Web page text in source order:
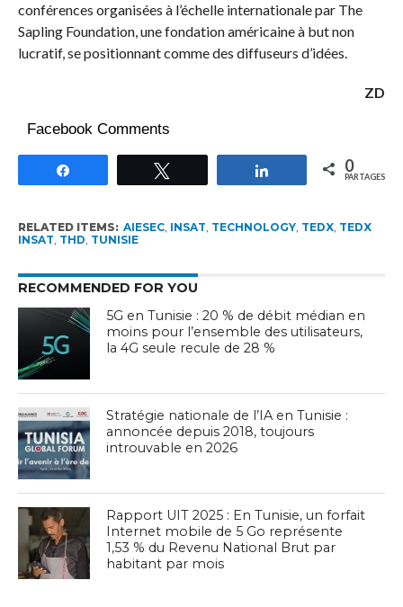
conférences organisées à l’échelle internationale par The
Sapling Foundation, une fondation américaine à but non
lucratif, se positionnant comme des diffuseurs d’idées.
ZD
Facebook Comments
Partagez 0
PARTAGES
RELATED ITEMS: AIESEC, INSAT, TECHNOLOGY, TEDX, TEDX
INSAT, THD, TUNISIE
RECOMMENDED FOR YOU
5G en Tunisie : 20 % de débit médian en
moins pour l’ensemble des utilisateurs,
la 4G seule recule de 28 %
Stratégie nationale de l’IA en Tunisie :
annoncée depuis 2018, toujours
introuvable en 2026
Rapport UIT 2025 : En Tunisie, un forfait
Internet mobile de 5 Go représente
1,53 % du Revenu National Brut par
habitant par mois